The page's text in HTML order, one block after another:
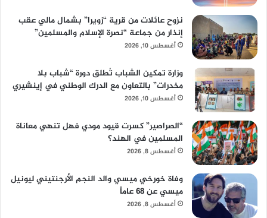
نزوح عائلات من قرية “زويرا” بشمال مالي عقب
إنذار من جماعة “نصرة الإسلام والمسلمين”
أغسطس 10, 2026
وزارة تمكين الشباب تُطلق دورة “شباب بلا
مخدرات” بالتعاون مع الدرك الوطني في إينشيري
أغسطس 10, 2026
“الصراصير” كسرت قيود مودي فهل تنهي معاناة
المسلمين في الهند؟
أغسطس 8, 2026
وفاة خورخي ميسي والد النجم الأرجنتيني ليونيل
ميسي عن 68 عاماً
أغسطس 8, 2026